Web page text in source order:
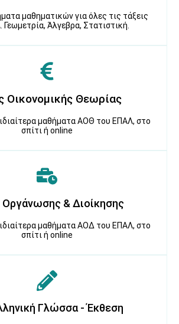
μαθηματικών για όλες τις τάξεις
Άλγεβρα, Στατιστική.
Οικονομικής Θεωρίας
μαθήματα ΑΟΘ του ΕΠΑΛ, στο
σπίτι ή online
& Διοίκησης
μαθήματα ΑΟΔ του ΕΠΑΛ, στο
σπίτι ή online
Γλώσσα - Έκθεση